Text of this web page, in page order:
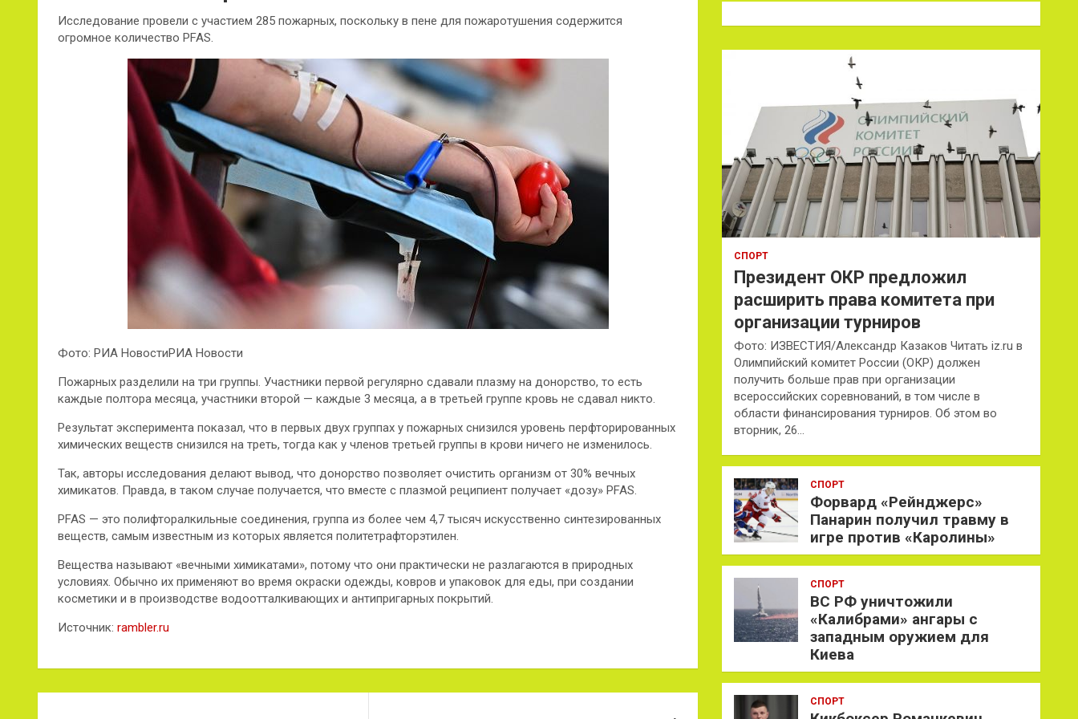
Исследование провели с участием 285 пожарных, поскольку в пене для пожаротушения содержится
огромное количество PFAS.
Фото: РИА НовостиРИА Новости
Пожарных разделили на три группы. Участники первой регулярно сдавали плазму на донорство, то есть
каждые полтора месяца, участники второй — каждые 3 месяца, а в третьей группе кровь не сдавал никто.
Результат эксперимента показал, что в первых двух группах у пожарных снизился уровень перфторированных
химических веществ снизился на треть, тогда как у членов третьей группы в крови ничего не изменилось.
Так, авторы исследования делают вывод, что донорство позволяет очистить организм от 30% вечных
химикатов. Правда, в таком случае получается, что вместе с плазмой реципиент получает «дозу» PFAS.
PFAS — это полифторалкильные соединения, группа из более чем 4,7 тысяч искусственно синтезированных
веществ, самым известным из которых является политетрафторэтилен.
Вещества называют «вечными химикатами», потому что они практически не разлагаются в природных
условиях. Обычно их применяют во время окраски одежды, ковров и упаковок для еды, при создании
косметики и в производстве водоотталкивающих и антипригарных покрытий.
Источник: rambler.ru
к
СПОРТ
Президент ОКР предложил
расширить права комитета при
организации турниров
Фото: ИЗВЕСТИЯ/Александр Казаков Читать iz.ru в
Олимпийский комитет России (ОКР) должен
получить больше прав при организации
всероссийских соревнований, в том числе в
области финансирования турниров. Об этом во
вторник, 26…
СПОРТ
Форвард «Рейнджерс»
Панарин получил травму в
игре против «Каролины»
СПОРТ
ВС РФ уничтожили
«Калибрами» ангары с
западным оружием для
Киева
СПОРТ